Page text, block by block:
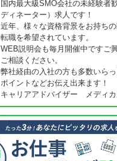
国内最大級SMO会社の未経験者
ディネーター）求人です！
近年、様々な資格背景をお持ち
転職を希望されています。
WEB説明会も毎月開催中ですご
ご相談ください。
弊社経由の入社の方も多数いら
ポイントなどお伝え出来ます！
キャリアアドバイザー メディカ